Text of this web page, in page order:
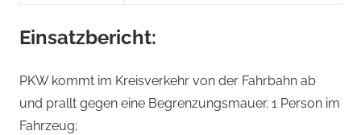
Einsatzbericht:
PKW kommt im Kreisverkehr von der Fahrbahn ab
und prallt gegen eine Begrenzungsmauer. 1 Person im
Fahrzeug;